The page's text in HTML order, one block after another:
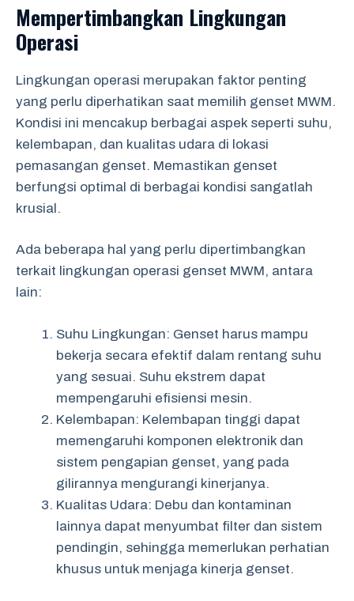
Mempertimbangkan Lingkungan
Operasi
Lingkungan operasi merupakan faktor penting
yang perlu diperhatikan saat memilih genset MWM.
Kondisi ini mencakup berbagai aspek seperti suhu,
kelembapan, dan kualitas udara di lokasi
pemasangan genset. Memastikan genset
berfungsi optimal di berbagai kondisi sangatlah
krusial.
Ada beberapa hal yang perlu dipertimbangkan
terkait lingkungan operasi genset MWM, antara
lain:
Suhu Lingkungan: Genset harus mampu
bekerja secara efektif dalam rentang suhu
yang sesuai. Suhu ekstrem dapat
mempengaruhi efisiensi mesin.
Kelembapan: Kelembapan tinggi dapat
memengaruhi komponen elektronik dan
sistem pengapian genset, yang pada
gilirannya mengurangi kinerjanya.
Kualitas Udara: Debu dan kontaminan
lainnya dapat menyumbat filter dan sistem
pendingin, sehingga memerlukan perhatian
khusus untuk menjaga kinerja genset.